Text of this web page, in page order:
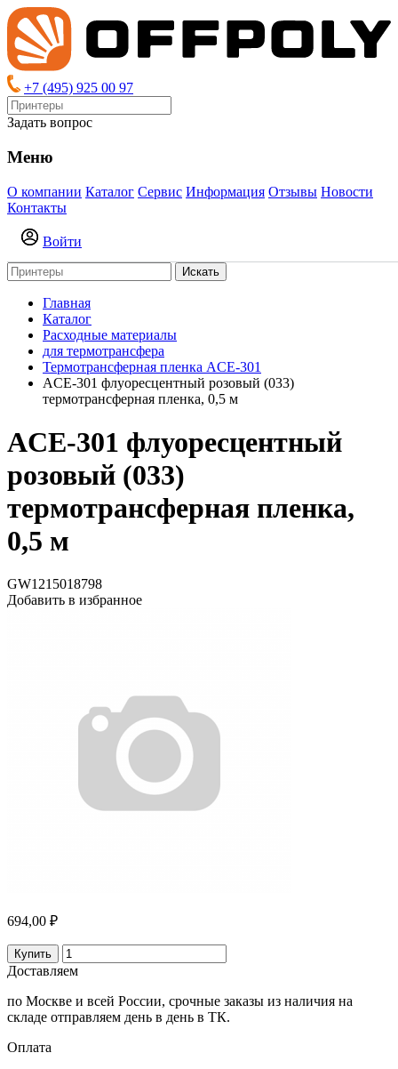
+7 (495) 925 00 97
Задать вопрос
Меню
О компании Каталог Сервис Информация Отзывы Новости
Контакты
Войти
Искать
Главная
Каталог
Расходные материалы
для термотрансфера
Термотрансферная пленка ACE-301
ACE-301 флуоресцентный розовый (033)
термотрансферная пленка, 0,5 м
ACE-301 флуоресцентный
розовый (033)
термотрансферная пленка,
0,5 м
GW1215018798
Добавить в избранное
694,00 ₽
Купить
Доставляем
по Москве и всей России, срочные заказы из наличия на
складе отправляем день в день в ТК.
Оплата